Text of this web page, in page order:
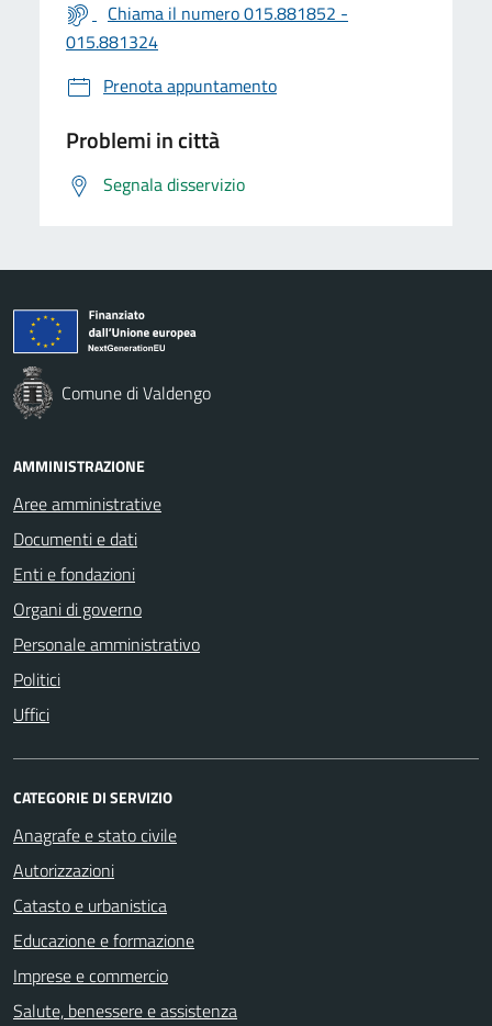
Chiama il numero 015.881852 -
015.881324
Prenota appuntamento
Problemi in città
Segnala disservizio
Comune di Valdengo
AMMINISTRAZIONE
Aree amministrative
Documenti e dati
Enti e fondazioni
Organi di governo
Personale amministrativo
Politici
Uffici
CATEGORIE DI SERVIZIO
Anagrafe e stato civile
Autorizzazioni
Catasto e urbanistica
Educazione e formazione
Imprese e commercio
Salute, benessere e assistenza